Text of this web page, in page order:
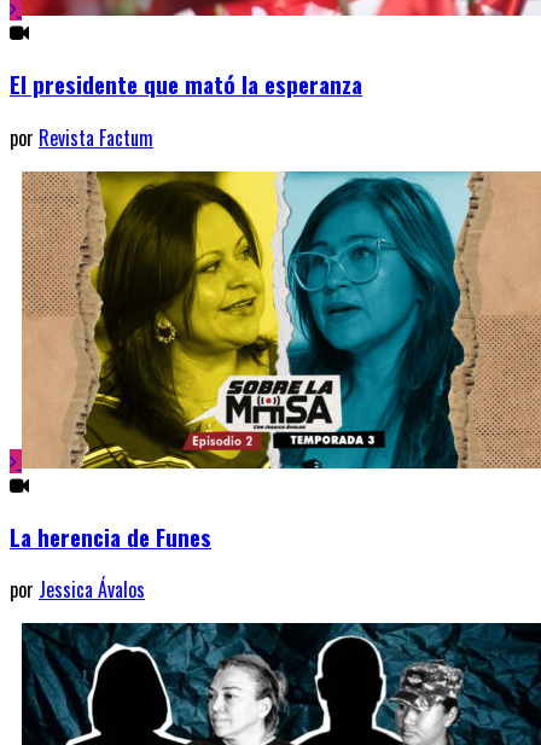
El presidente que mató la esperanza
por Revista Factum
La herencia de Funes
por Jessica Ávalos